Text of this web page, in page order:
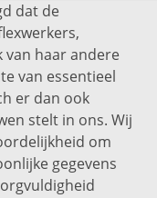
dat de
van haar andere
van essentieel
er dan ook
stelt in ons. Wij
om
gegevens